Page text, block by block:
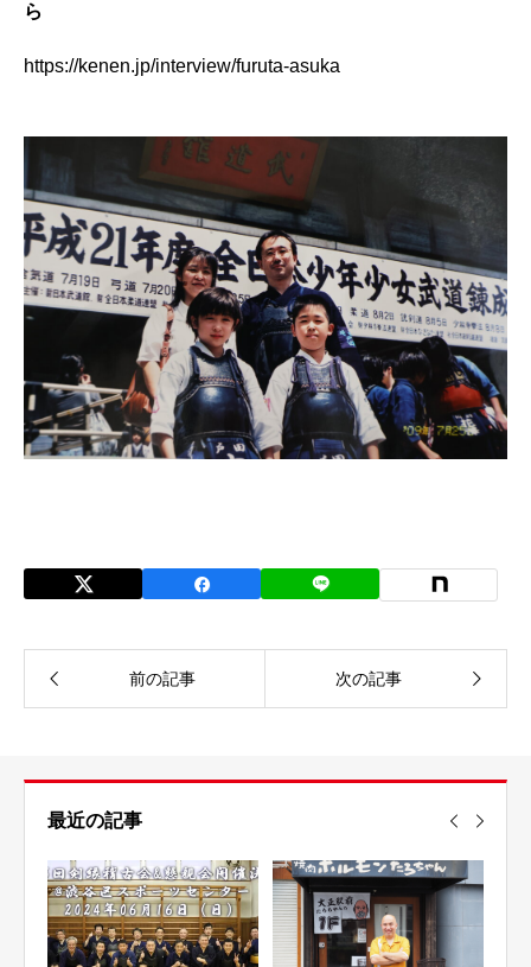
ら
https://kenen.jp/interview/furuta-asuka
最近の記事